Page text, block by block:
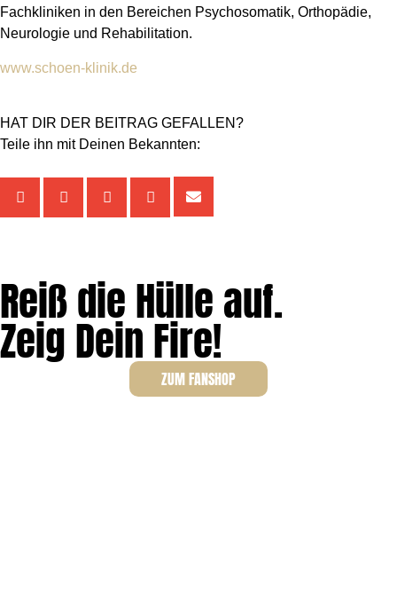
Fachkliniken in den Bereichen Psychosomatik, Orthopädie,
Neurologie und Rehabilitation.
www.schoen-klinik.de
HAT DIR DER BEITRAG GEFALLEN?
Teile ihn mit Deinen Bekannten:
Reiß die Hülle auf.
Zeig Dein Fire!
ZUM FANSHOP